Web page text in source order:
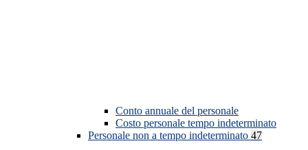
Conto annuale del personale
Costo personale tempo indeterminato
Personale non a tempo indeterminato 47